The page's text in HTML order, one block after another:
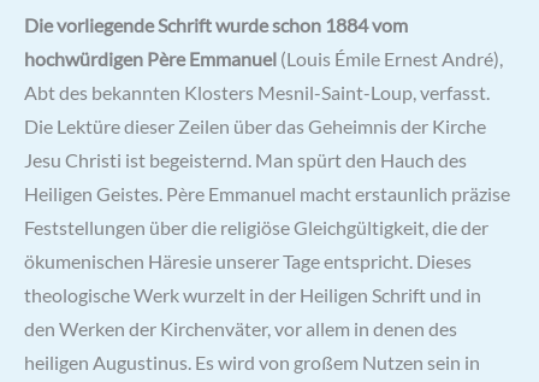
Die vorliegende Schrift wurde schon 1884 vom
hochwürdigen Père Emmanuel (Louis Émile Ernest André),
Abt des bekannten Klosters Mesnil-Saint-Loup, verfasst.
Die Lektüre dieser Zeilen über das Geheimnis der Kirche
Jesu Christi ist begeisternd. Man spürt den Hauch des
Heiligen Geistes. Père Emmanuel macht erstaunlich präzise
Feststellungen über die religiöse Gleichgültigkeit, die der
ökumenischen Häresie unserer Tage entspricht. Dieses
theologische Werk wurzelt in der Heiligen Schrift und in
den Werken der Kirchenväter, vor allem in denen des
heiligen Augustinus. Es wird von großem Nutzen sein in